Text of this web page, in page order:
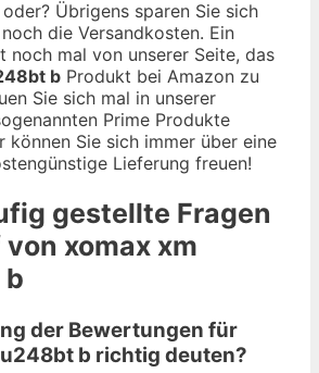
Übrigens sparen Sie sich
die Versandkosten. Ein
noch mal von unserer Seite, das
b Produkt bei Amazon zu
Sie sich mal in unserer
Prime Produkte
können Sie sich immer über eine
Lieferung freuen!
gestellte Fragen
xomax xm
der Bewertungen für
b richtig deuten?